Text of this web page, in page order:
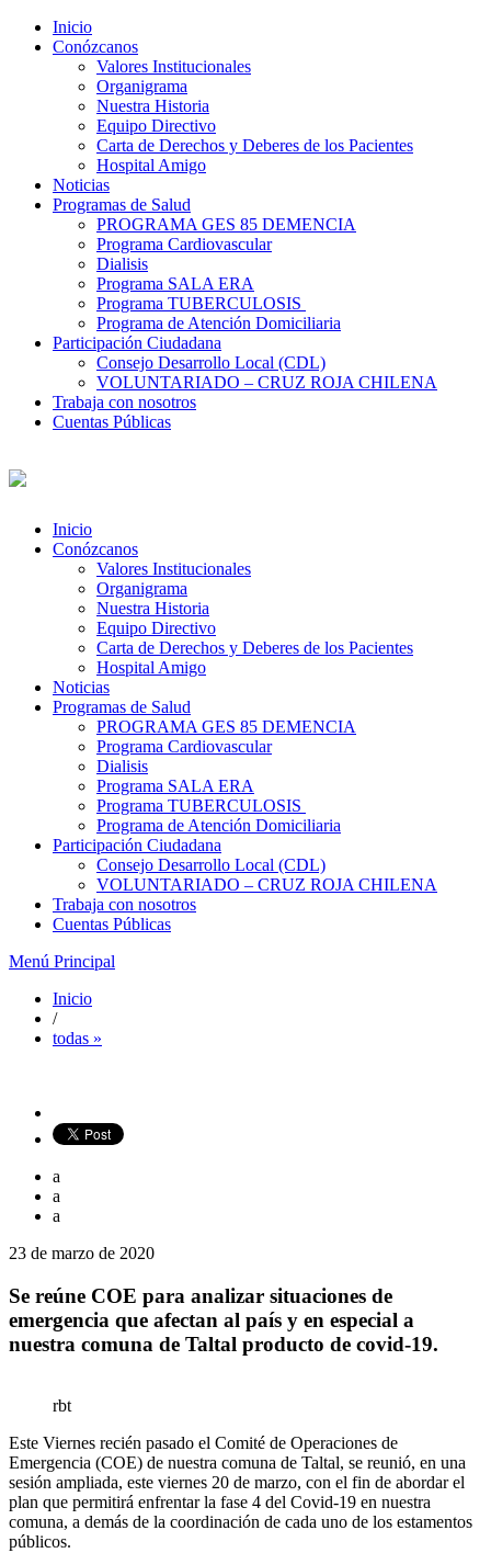
Inicio
Conózcanos
Valores Institucionales
Organigrama
Nuestra Historia
Equipo Directivo
Carta de Derechos y Deberes de los Pacientes
Hospital Amigo
Noticias
Programas de Salud
PROGRAMA GES 85 DEMENCIA
Programa Cardiovascular
Dialisis
Programa SALA ERA
Programa TUBERCULOSIS
Programa de Atención Domiciliaria
Participación Ciudadana
Consejo Desarrollo Local (CDL)
VOLUNTARIADO – CRUZ ROJA CHILENA
Trabaja con nosotros
Cuentas Públicas
Inicio
Conózcanos
Valores Institucionales
Organigrama
Nuestra Historia
Equipo Directivo
Carta de Derechos y Deberes de los Pacientes
Hospital Amigo
Noticias
Programas de Salud
PROGRAMA GES 85 DEMENCIA
Programa Cardiovascular
Dialisis
Programa SALA ERA
Programa TUBERCULOSIS
Programa de Atención Domiciliaria
Participación Ciudadana
Consejo Desarrollo Local (CDL)
VOLUNTARIADO – CRUZ ROJA CHILENA
Trabaja con nosotros
Cuentas Públicas
Menú Principal
Inicio
/
todas »
a
a
a
23 de marzo de 2020
Se reúne COE para analizar situaciones de
emergencia que afectan al país y en especial a
nuestra comuna de Taltal producto de covid-19.
rbt
Este Viernes recién pasado el Comité de Operaciones de
Emergencia (COE) de nuestra comuna de Taltal, se reunió, en una
sesión ampliada, este viernes 20 de marzo, con el fin de abordar el
plan que permitirá enfrentar la fase 4 del Covid-19 en nuestra
comuna, a demás de la coordinación de cada uno de los estamentos
públicos.